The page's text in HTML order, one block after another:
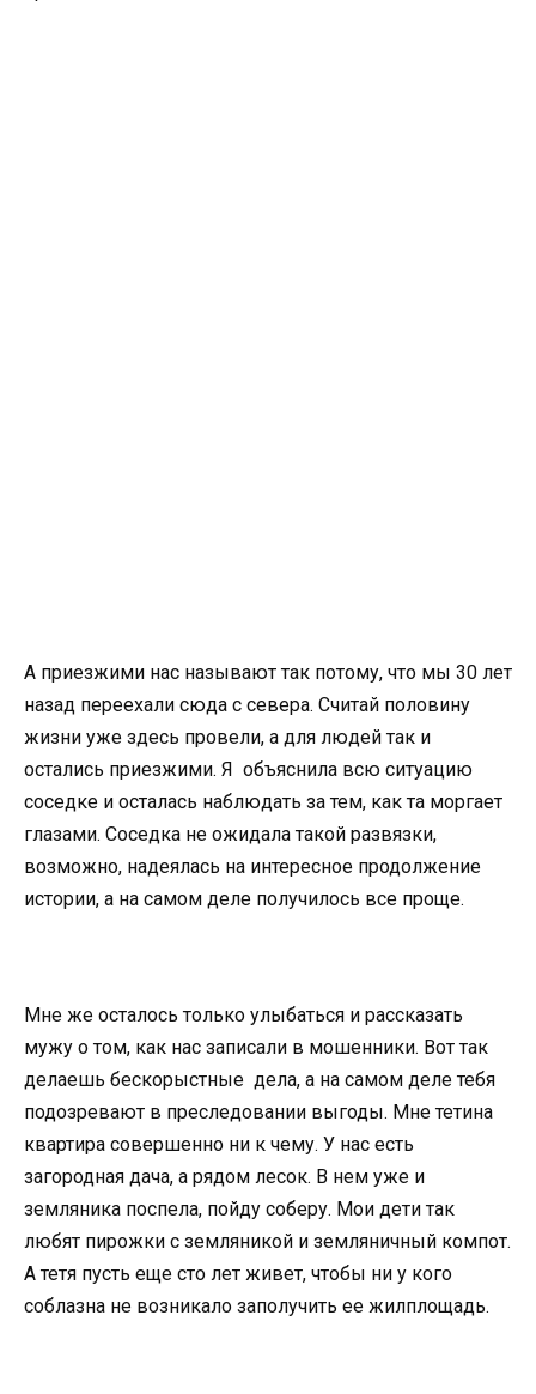
А приезжими нас называют так потому, что мы 30 лет
назад переехали сюда с севера. Считай половину
жизни уже здесь провели, а для людей так и
остались приезжими. Я объяснила всю ситуацию
соседке и осталась наблюдать за тем, как та моргает
глазами. Соседка не ожидала такой развязки,
возможно, надеялась на интересное продолжение
истории, а на самом деле получилось все проще.
Мне же осталось только улыбаться и рассказать
мужу о том, как нас записали в мошенники. Вот так
делаешь бескорыстные дела, а на самом деле тебя
подозревают в преследовании выгоды. Мне тетина
квартира совершенно ни к чему. У нас есть
загородная дача, а рядом лесок. В нем уже и
земляника поспела, пойду соберу. Мои дети так
любят пирожки с земляникой и земляничный компот.
А тетя пусть еще сто лет живет, чтобы ни у кого
соблазна не возникало заполучить ее жилплощадь.